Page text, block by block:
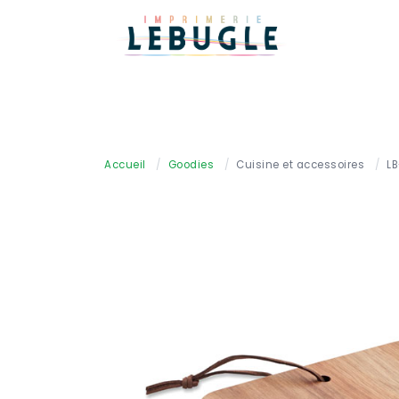
Accueil / Goodies / Cuisine et accessoires /